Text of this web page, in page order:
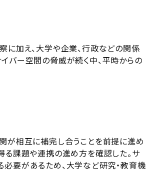
に加え、大学や企業、行政などの関係
バー空間の脅威が続く中、平時からの
が相互に補完し合うことを前提に進め
る課題や連携の進め方を確認した。サ
要があるため、大学など研究・教育機